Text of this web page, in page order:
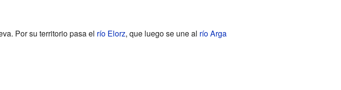
Por su territorio pasa el río Elorz, que luego se une al río Arga